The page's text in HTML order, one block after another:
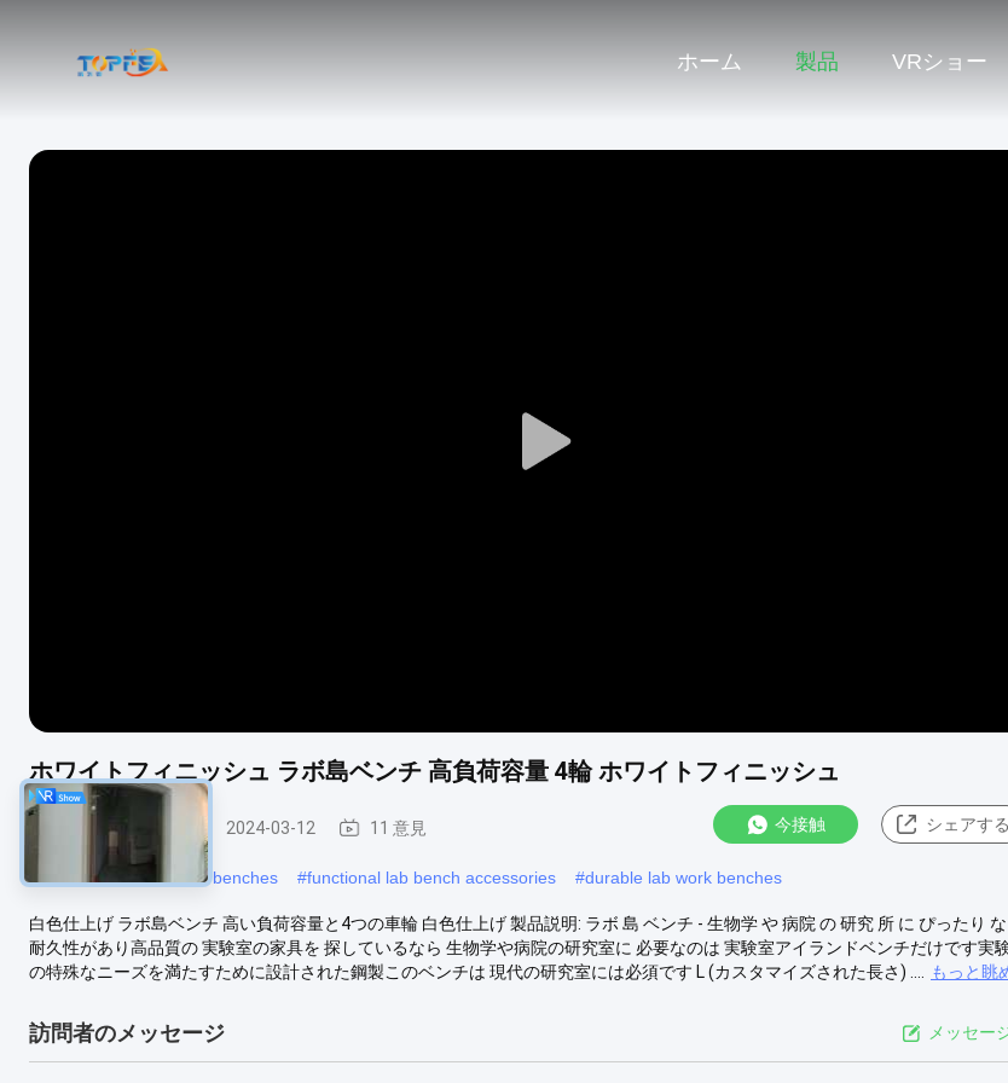
ホーム 製品 VRショー
Play
ホワイトフィニッシュ ラボ島ベンチ 高負荷容量 4輪 ホワイトフィニッシュ
研究室の作業台 2024-03-12 11 意見 今接触 シェアする
customizable lab work benches #functional lab bench accessories #durable lab work benches
白色仕上げ ラボ島ベンチ 高い負荷容量と4つの車輪 白色仕上げ 製品説明: ラボ 島 ベンチ - 生物学 や 病院 の 研究 所 に ぴったり
耐久性があり高品質の 実験室の家具を 探しているなら 生物学や病院の研究室に 必要なのは 実験室アイランドベンチだけです実
の特殊なニーズを満たすために設計された鋼製このベンチは 現代の研究室には必須です L (カスタマイズされた長さ) ....
もっと眺
訪問者のメッセージ メッセー